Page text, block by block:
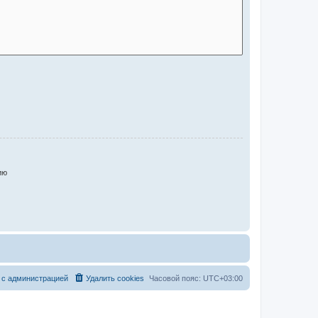
Часовой пояс: UTC+03:00
Удалить cookies
администрацией